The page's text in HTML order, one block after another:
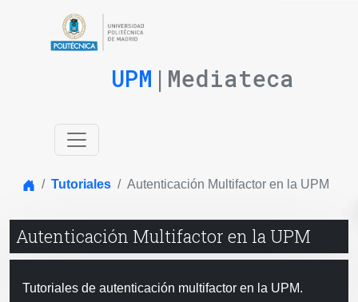
UPM |Mediateca
Inicio
Tutoriales Autenticación Multifactor en la UPM
Autenticación Multifactor en la UPM
Tutoriales de autenticación multifactor en la UPM.